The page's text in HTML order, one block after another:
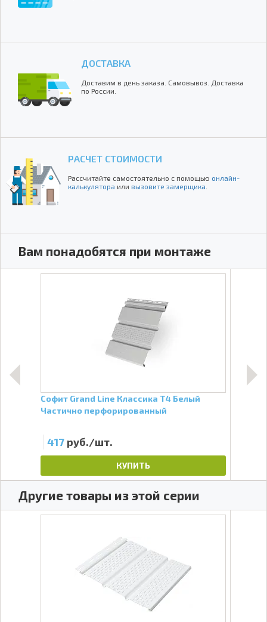
ДОСТАВКА
Доставим в день заказа. Самовывоз. Доставка
по России.
РАСЧЕТ СТОИМОСТИ
Рассчитайте самостоятельно с помощью онлайн-
калькулятора или вызовите замерщика
Вам понадобятся при монтаже
Софит Grand Line Классика Т4 Белый
Частично перфорированный
417 руб./шт.
КУПИТЬ
Другие товары из этой серии